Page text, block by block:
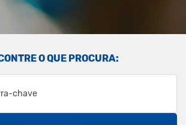
O QUE PROCURA: